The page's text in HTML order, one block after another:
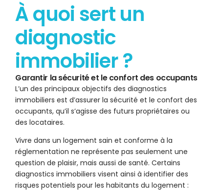
À quoi sert un
diagnostic
immobilier ?
Garantir la sécurité et le confort des occupants
L’un des principaux objectifs des diagnostics
immobiliers est d’assurer la sécurité et le confort des
occupants, qu’il s’agisse des futurs propriétaires ou
des locataires.
Vivre dans un logement sain et conforme à la
réglementation ne représente pas seulement une
question de plaisir, mais aussi de santé. Certains
diagnostics immobiliers visent ainsi à identifier des
risques potentiels pour les habitants du logement :